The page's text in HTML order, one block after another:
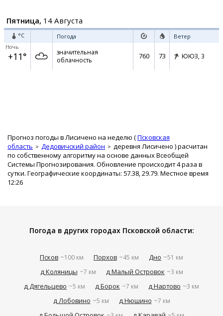
Пятница, 14 Августа
°C Погода Ветер
Ночь
+11°
значительная
облачность
760 73 ЮЮЗ, 3
Прогноз погоды в Лисичено на неделю (Псковская
область
Дедовичский район деревня Лисичено ) расчитан
по собственному алгоритму на основе данных Всеобщей
Системы Прогнозирования. Обновление происходит 4 раза в
сутки. Географические координаты: 57.38, 29.79. Местное время
12:26
Погода в других городах Псковской области:
Псков ~100 км Порхов ~45 км Дно ~51 км
д Коляницы ~7 км д Малый Островок ~3 км
д Дягельцево ~5 км д Борок ~7 км д Нартово ~3 км
д Лобовино ~5 км д Нюшино ~7 км